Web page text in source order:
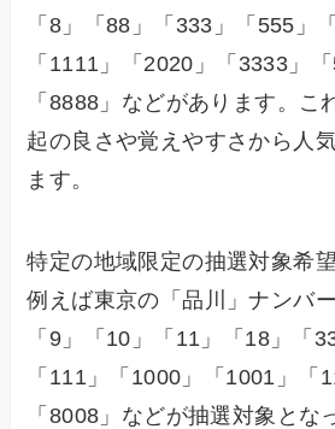
「8」「88」「333」「555」
「1111」「2020」「3333」
「8888」などがあります。こ
起の良さや覚えやすさから人
ます。
特定の地域限定の抽選対象希
例えば東京の「品川」ナンバ
「9」「10」「11」「18」「
「111」「1000」「1001」「
「8008」などが抽選対象とな